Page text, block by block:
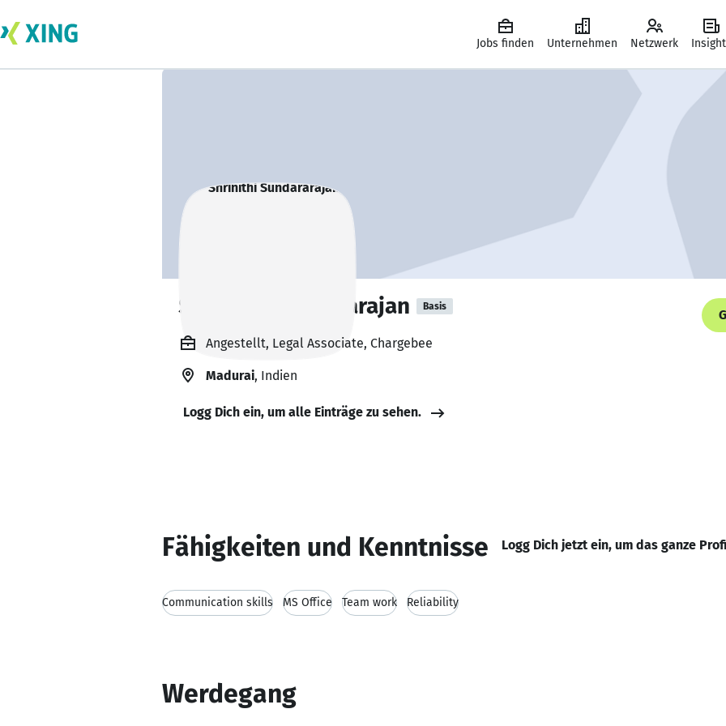
Jobs finden Unternehmen Netzwerk
Shrinithi Sundararajan Basis
Angestellt, Legal Associate, Chargebee
Madurai, Indien
Logg Dich ein, um alle Einträge zu sehen.
Fähigkeiten und Kenntnisse Logg Dich jetzt ein, um das ganze
Communication skills MS Office Team work Reliability
Werdegang